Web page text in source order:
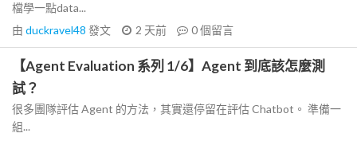
檔學一點data...
由 duckravel48 發文 2 天前 0個留言
【Agent Evaluation 系列 1/6】Agent 到底該怎麼測
試？
很多團隊評估 Agent 的方法，其實還停留在評估 Chatbot。 準備一
組...